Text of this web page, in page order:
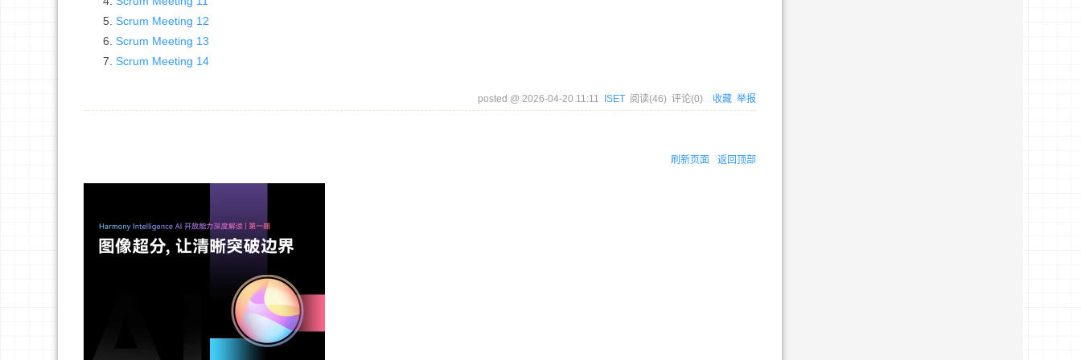
Scrum Meeting 12
Scrum Meeting 13
Scrum Meeting 14
posted @ 2026-04-20 11:11 ISET 阅读(46) 评论(0) 收藏 举报
刷新页面 返回顶部